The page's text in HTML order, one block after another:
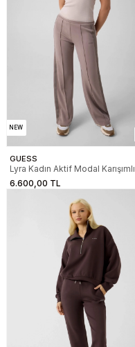
NEW
GUESS
Lyra Kadın Aktif Modal Karışımlı
Regular Fit Eşofman Altı
6.600,00 TL